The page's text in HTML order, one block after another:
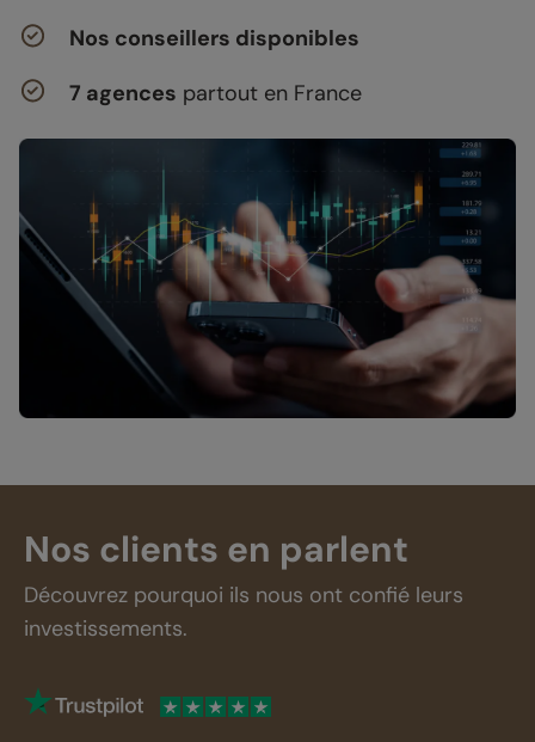
Nos conseillers disponibles
7 agences partout en France
Nos clients en parlent
Découvrez pourquoi ils nous ont confié leurs
investissements.